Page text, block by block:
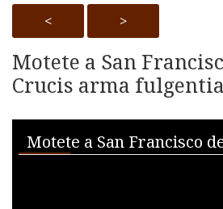
< >
Motete a San
Crucis arma fulgentia
Media Viewer